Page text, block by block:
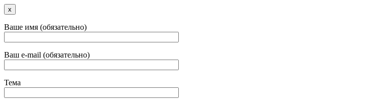
x
Ваше имя (обязательно)
Ваш e-mail (обязательно)
Тема